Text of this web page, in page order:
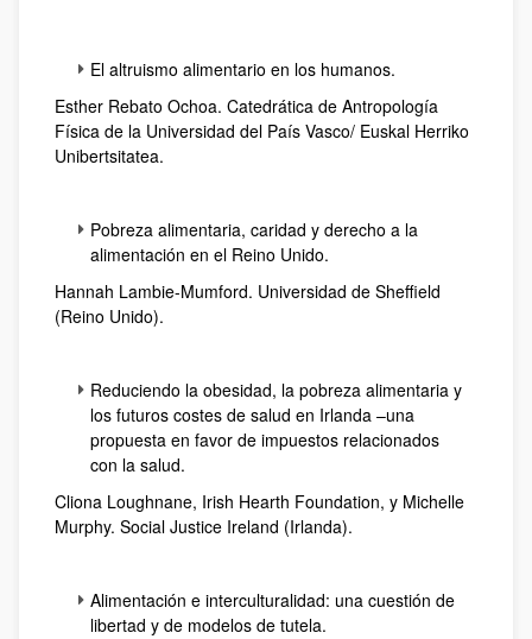
El altruismo alimentario en los humanos.
Esther Rebato Ochoa. Catedrática de Antropología
Física de la Universidad del País Vasco/ Euskal Herriko
Unibertsitatea.
Pobreza alimentaria, caridad y derecho a la
alimentación en el Reino Unido.
Hannah Lambie-Mumford. Universidad de Sheffield
(Reino Unido).
Reduciendo la obesidad, la pobreza alimentaria y
los futuros costes de salud en Irlanda –una
propuesta en favor de impuestos relacionados
con la salud.
Cliona Loughnane, Irish Hearth Foundation, y Michelle
Murphy. Social Justice Ireland (Irlanda).
Alimentación e interculturalidad: una cuestión de
libertad y de modelos de tutela.